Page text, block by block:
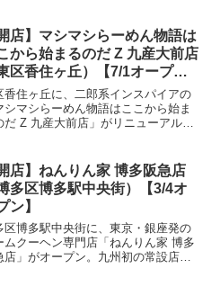
早飲み対応の庶民的な酒場です。 こ
稿をInsta...
開店】マシマシらーめん物語は
から始まるのだ Z 九産大前店
東区香住ヶ丘）【7/1オープ
香住ヶ丘に、二郎系インスパイアの
シマシらーめん物語はここから始ま
だ Z 九産大前店」がリニューアルオ
で見る マシマシらーめん物
Z』...
開店】ねんりん家 博多阪急店
博多区博多駅中央街）【3/4オ
ン】
区博多駅中央街に、東京・銀座発の
ムクーヘン専門店「ねんりん家 博多
店」がオープン。九州初の常設店と